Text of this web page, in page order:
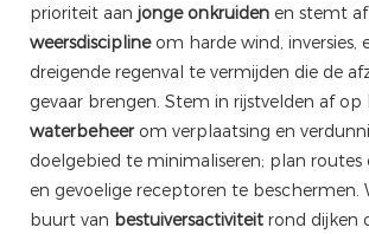
prioriteit aan jonge onkruiden en stemt
weersdisciplineom harde wind, inversies,
dreigende regenval te vermijden die de
gevaar brengen. Stem in rijstvelden af ​​op
waterbeheerom verplaatsing en
doelgebied te minimaliseren; plan routes
en gevoelige receptoren te beschermen.
buurt van bestuiversactiviteit rond dijken